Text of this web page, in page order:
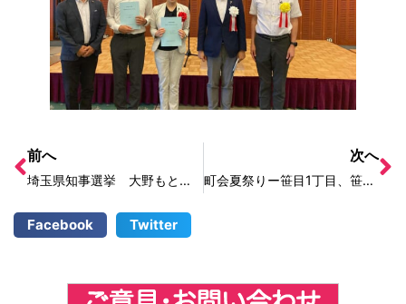
前へ
埼玉県知事選挙 大野もとひろ候補出陣式
次へ
町会夏祭りー笹目1丁目、笹目5丁目、新曽芦原町会
Facebook Twitter